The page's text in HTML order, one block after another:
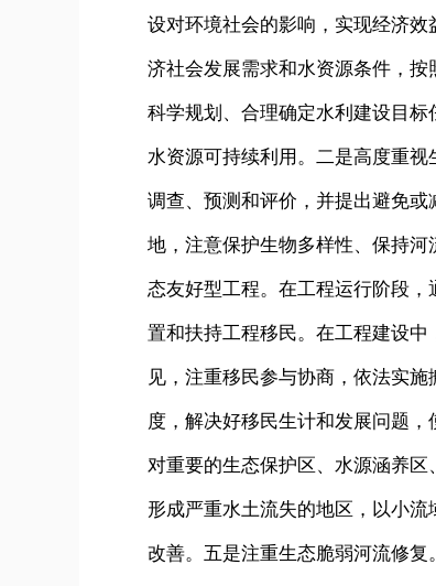
设对环境社会的影响，实现经济
济社会发展需求和水资源条件，按
科学规划、合理确定水利建设目
水资源可持续利用。二是高度重
调查、预测和评价，并提出避免
地，注意保护生物多样性、保持
态友好型工程。在工程运行阶段
置和扶持工程移民。在工程建设
见，注重移民参与协商，依法实
度，解决好移民生计和发展问题
对重要的生态保护区、水源涵养
形成严重水土流失的地区，以小
改善。五是注重生态脆弱河流修